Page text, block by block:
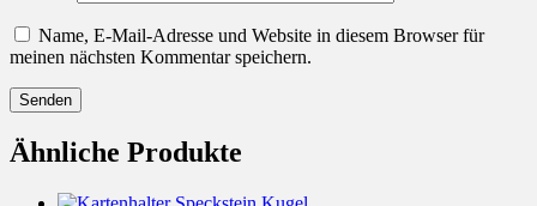
Name, E-Mail-Adresse und Website in diesem Browser für
meinen nächsten Kommentar speichern.
Ähnliche Produkte